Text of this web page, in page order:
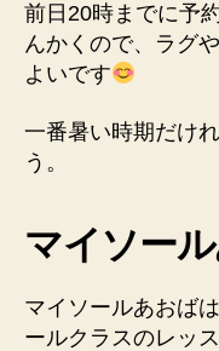
前日20時までに予
んかくので、ラグ
よいです
一番暑い時期だけ
う。
マイソー
マイソールあおば
ールクラスのレッ